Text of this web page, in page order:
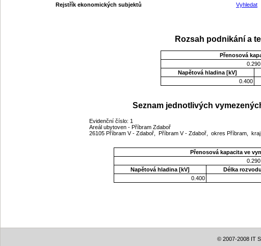
Rejstřík ekonomických subjektů
Vyhledat
Rozsah podnikání a
Přenosová
0.290
Napětová hladina [kV]
0.400
Seznam jednotlivých
Evidenční číslo: 1
Areál ubytoven - Příbram Zdaboř
26105 Příbram V - Zdaboř, Příbram V - Zdaboř, okres Příbram,
Přenosová kapacita ve
0.290
Napětová hladina [kV]
Délka
0.400
© 2007-2008 IT